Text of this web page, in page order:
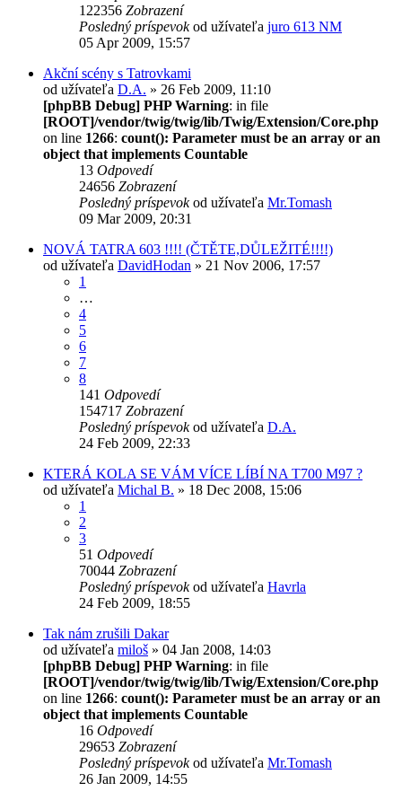
122356 Zobrazení
Posledný príspevokod užívateľa juro 613 NM
05 Apr 2009, 15:57
Akční scény s Tatrovkami
od užívateľa D.A. » 26 Feb 2009, 11:10
[phpBB Debug] PHP Warning: in file
[ROOT]/vendor/twig/twig/lib/Twig/Extension/Core.php
on line 1266: count(): Parameter must be an array or an
object that implements Countable
13 Odpovedí
24656 Zobrazení
Posledný príspevokod užívateľa Mr.Tomash
09 Mar 2009, 20:31
NOVÁ TATRA 603 !!!! (ČTĚTE,DŮLEŽITÉ!!!!)
od užívateľa DavidHodan » 21 Nov 2006, 17:57
1
…
4
5
6
7
8
141 Odpovedí
154717 Zobrazení
Posledný príspevokod užívateľa D.A.
24 Feb 2009, 22:33
KTERÁ KOLA SE VÁM VÍCE LÍBÍ NA T700 M97 ?
od užívateľa Michal B. » 18 Dec 2008, 15:06
1
2
3
51 Odpovedí
70044 Zobrazení
Posledný príspevokod užívateľa Havrla
24 Feb 2009, 18:55
Tak nám zrušili Dakar
od užívateľa miloš » 04 Jan 2008, 14:03
[phpBB Debug] PHP Warning: in file
[ROOT]/vendor/twig/twig/lib/Twig/Extension/Core.php
on line 1266: count(): Parameter must be an array or an
object that implements Countable
16 Odpovedí
29653 Zobrazení
Posledný príspevokod užívateľa Mr.Tomash
26 Jan 2009, 14:55